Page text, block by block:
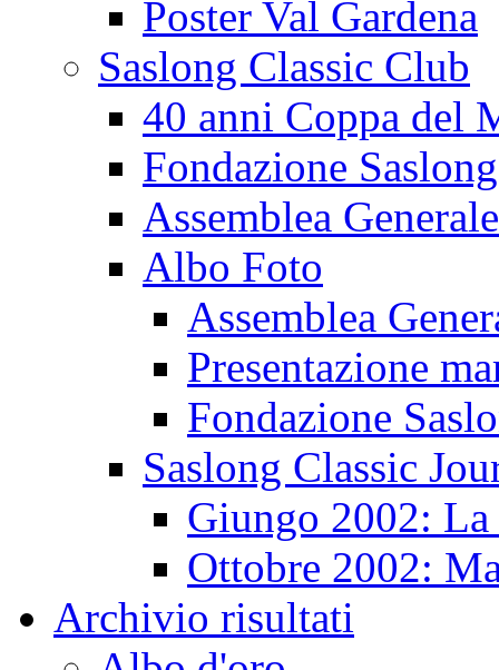
Poster Val Gardena
Saslong Classic Club
40 anni Coppa del
Fondazione Saslong
Assemblea Generale
Albo Foto
Assemblea
Presentazione
Fondazione
Saslong Classic
Giungo 2002: La
Ottobre 2002:
Archivio risultati